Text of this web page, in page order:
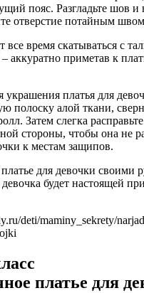
пояс. Разгладьте шов и
отверстие потайным
все время скатываться с
аккуратно приметав к
украшения платья для
полоску алой ткани,
Затем слегка
стороны, чтобы она не
к местам защипов.
для девочки своими
будет настоящей
deti/maminy_sekrety/
платье для